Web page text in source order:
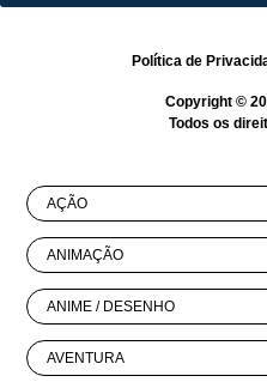
Política de
Copyright ©
Todos os
AÇÃO
ANIMAÇÃO
ANIME / DESENHO
AVENTURA